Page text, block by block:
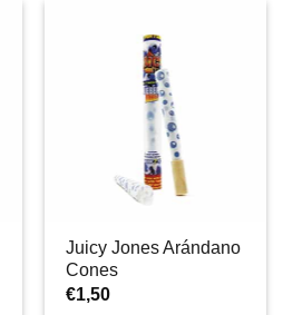
Juicy Jones Arándano
Cones
€1,50